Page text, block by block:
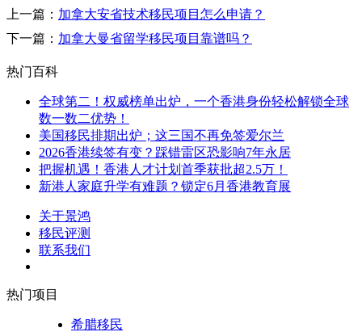
上一篇： 加拿大安省技术移民项目怎么申请？
下一篇： 加拿大曼省留学移民项目靠谱吗？
热门百科
全球第二！权威榜单出炉，一个香港身份轻松解锁全球
数一数二优势！
美国移民排期出炉；这三国不再免签爱尔兰
2026香港续签有变？踩错雷区恐影响7年永居
把握机遇！香港人才计划首季获批超2.5万！
新港人家庭升学有难题？锁定6月香港教育展
关于景鸿
移民评测
联系我们
热门项目
希腊移民